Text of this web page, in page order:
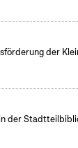
der
der